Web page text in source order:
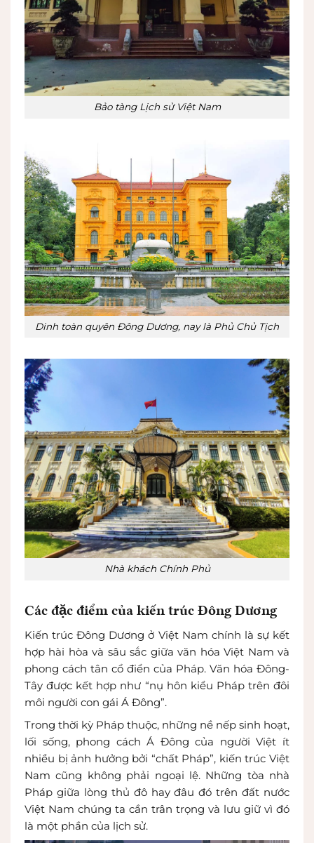
Bảo tàng Lịch sử Việt Nam
Dinh toàn quyên Đông Dương, nay là Phủ Chủ Tịch
Nhà khách Chính Phủ
Các đặc điểm của kiến trúc Đông Dương
Kiến trúc Đông Dương ở Việt Nam chính là sự kết
hợp hài hòa và sâu sắc giữa văn hóa Việt Nam và
phong cách tân cổ điển của Pháp. Văn hóa Đông-
Tây được kết hợp như “nụ hôn kiểu Pháp trên đôi
môi người con gái Á Đông”.
Trong thời kỳ Pháp thuộc, những nề nếp sinh hoạt,
lối sống, phong cách Á Đông của người Việt ít
nhiều bị ảnh hưởng bởi “chất Pháp”, kiến trúc Việt
Nam cũng không phải ngoại lệ. Những tòa nhà
Pháp giữa lòng thủ đô hay đâu đó trên đất nước
Việt Nam chúng ta cần trân trọng và lưu giữ vì đó
là một phần của lịch sử.